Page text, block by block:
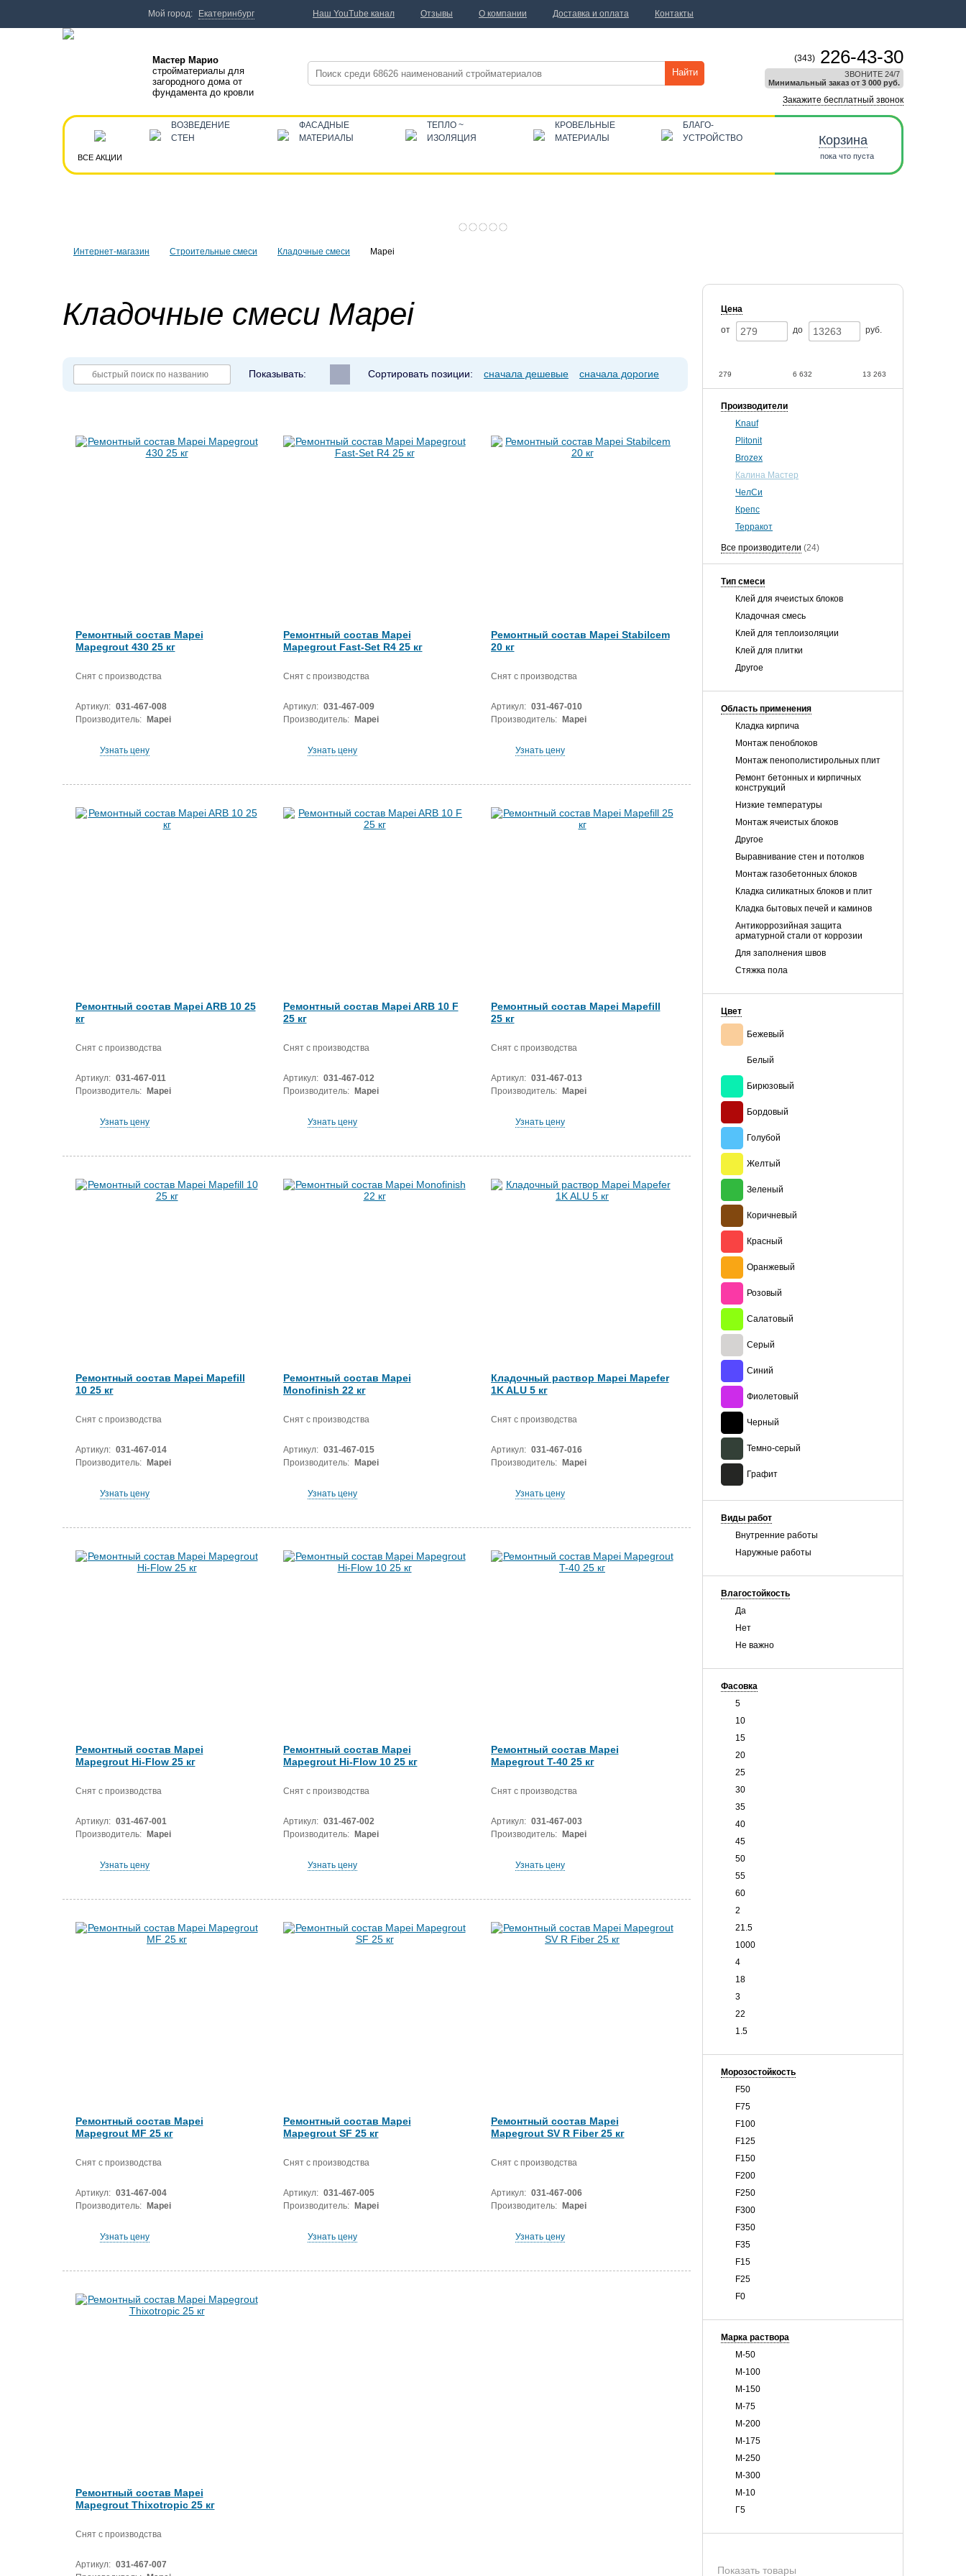
Интернет-магазин Строительные смеси Кладочные смеси Mapei
Цена
от до руб.
279 13 263
6 632
Производители
Knauf
Plitonit
Brozex
Калина Мастер
ЧелСи
Крепс
Терракот
Все производители (24)
Тип смеси
Клей для ячеистых блоков
Кладочная смесь
Клей для теплоизоляции
Клей для плитки
Другое
Область применения
Кладка кирпича
Монтаж пеноблоков
Монтаж пенополистирольных плит
Ремонт бетонных и кирпичных
конструкций
Низкие температуры
Монтаж ячеистых блоков
Другое
Выравнивание стен и потолков
Монтаж газобетонных блоков
Кладка силикатных блоков и плит
Кладка бытовых печей и каминов
Антикоррозийная защита
арматурной стали от коррозии
Для заполнения швов
Стяжка пола
Цвет
Бежевый
Белый
Бирюзовый
Бордовый
Голубой
Желтый
Зеленый
Коричневый
Красный
Оранжевый
Розовый
Салатовый
Серый
Синий
Фиолетовый
Черный
Темно-серый
Графит
Виды работ
Внутренние работы
Наружные работы
Влагостойкость
Да
Нет
Не важно
Фасовка
5
10
15
20
25
30
35
40
45
50
55
60
2
21.5
1000
4
18
3
22
1.5
Морозостойкость
F50
F75
F100
F125
F150
F200
F250
F300
F350
F35
F15
F25
F0
Марка раствора
М-50
М-100
М-150
М-75
М-200
М-175
М-250
М-300
М-10
Г5
Показать товары
Кладочные смеси Mapei
Показывать: Сортировать позиции: сначала дешевые сначала дорогие
Ремонтный состав Mapei
Mapegrout 430 25 кг
Снят с производства
Артикул: 031-467-008
Производитель:
Mapei
Узнать цену
Ремонтный состав Mapei
Mapegrout Fast-Set R4 25 кг
Снят с производства
Артикул: 031-467-009
Производитель:
Mapei
Узнать цену
Ремонтный состав Mapei Stabilcem
20 кг
Снят с производства
Артикул: 031-467-010
Производитель:
Mapei
Узнать цену
Ремонтный состав Mapei ARB 10 25
кг
Снят с производства
Артикул: 031-467-011
Производитель:
Mapei
Узнать цену
Ремонтный состав Mapei ARB 10 F
25 кг
Снят с производства
Артикул: 031-467-012
Производитель:
Mapei
Узнать цену
Ремонтный состав Mapei Mapefill
25 кг
Снят с производства
Артикул: 031-467-013
Производитель:
Mapei
Узнать цену
Ремонтный состав Mapei Mapefill
10 25 кг
Снят с производства
Артикул: 031-467-014
Производитель:
Mapei
Узнать цену
Ремонтный состав Mapei
Monofinish 22 кг
Снят с производства
Артикул: 031-467-015
Производитель:
Mapei
Узнать цену
Кладочный раствор Mapei Mapefer
1K ALU 5 кг
Снят с производства
Артикул: 031-467-016
Производитель:
Mapei
Узнать цену
Ремонтный состав Mapei
Mapegrout Hi-Flow 25 кг
Снят с производства
Артикул: 031-467-001
Производитель:
Mapei
Узнать цену
Ремонтный состав Mapei
Mapegrout Hi-Flow 10 25 кг
Снят с производства
Артикул: 031-467-002
Производитель:
Mapei
Узнать цену
Ремонтный состав Mapei
Mapegrout T-40 25 кг
Снят с производства
Артикул: 031-467-003
Производитель:
Mapei
Узнать цену
Ремонтный состав Mapei
Mapegrout MF 25 кг
Снят с производства
Артикул: 031-467-004
Производитель:
Mapei
Узнать цену
Ремонтный состав Mapei
Mapegrout SF 25 кг
Снят с производства
Артикул: 031-467-005
Производитель:
Mapei
Узнать цену
Ремонтный состав Mapei
Mapegrout SV R Fiber 25 кг
Снят с производства
Артикул: 031-467-006
Производитель:
Mapei
Узнать цену
Ремонтный состав Mapei
Mapegrout Thixotropic 25 кг
Снят с производства
Артикул: 031-467-007
Мастер Марио
стройматериалы для
загородного дома от
фундамента до кровли
Найти
(343) 226-43-30
ЗВОНИТЕ 24/7
Минимальный заказ от 3 000 руб.
Закажите бесплатный звонок
ВСЕ АКЦИИ
ВОЗВЕДЕНИЕ
СТЕН
ФАСАДНЫЕ
МАТЕРИАЛЫ
ТЕПЛО ~
ИЗОЛЯЦИЯ
КРОВЕЛЬНЫЕ
МАТЕРИАЛЫ
БЛАГО-
УСТРОЙСТВО
Корзина
пока что пуста
Мой город: Екатеринбург Наш YouTube канал Отзывы О компании Доставка и оплата Контакты